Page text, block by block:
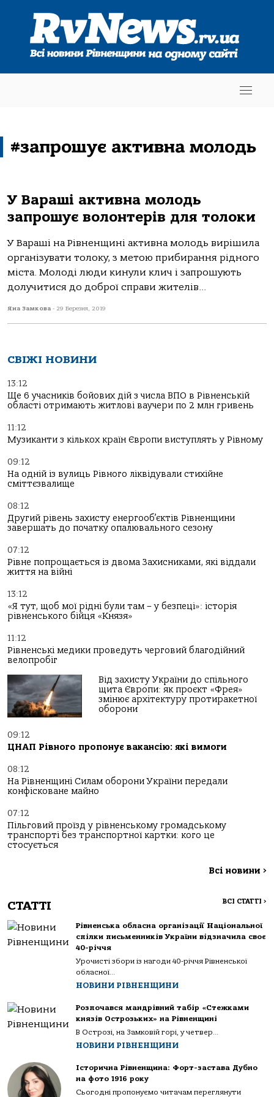
#запрошує активна молодь
У Вараші активна молодь
запрошує волонтерів для толоки
У Вараші на Рівненщині активна молодь вирішила
організувати толоку, з метою прибирання рідного
міста. Молоді люди кинули клич і запрошують
долучитися до доброї справи жителів...
Яна Замкова - 29 Березня, 2019
СВІЖІ НОВИНИ
13:12
Ще 6 учасників бойових дій з числа ВПО в Рівненській
області отримають житлові ваучери по 2 млн гривень
11:12
Музиканти з кількох країн Європи виступлять у Рівному
09:12
На одній із вулиць Рівного ліквідували стихійне
сміттєзвалище
08:12
Другий рівень захисту енергооб’єктів Рівненщини
завершать до початку опалювального сезону
07:12
Рівне попрощається із двома Захисниками, які віддали
життя на війні
13:12
«Я тут, щоб мої рідні були там – у безпеці»: історія
рівненського бійця «Князя»
11:12
Рівненські медики проведуть черговий благодійний
велопробіг
Від захисту України до спільного
щита Європи: як проєкт «Фрея»
змінює архітектуру протиракетної
оборони
09:12
ЦНАП Рівного пропонує вакансію: які вимоги
08:12
На Рівненщині Силам оборони України передали
конфісковане майно
07:12
Пільговий проїзд у рівненському громадському
транспорті без транспортної картки: кого це
стосується
Всі новини >
СТАТТІ ВСІ СТАТТІ >
Рівненська обласна організації Національної
спілки письменників України відзначила своє
40-річчя
Урочисті збори із нагоди 40-річчя Рівненської
обласної...
НОВИНИ РІВНЕНЩИНИ
Розпочався мандрівний табір «Стежками
князів Острозьких» на Рівненщині
В Острозі, на Замковій горі, у четвер...
НОВИНИ РІВНЕНЩИНИ
Історична Рівненщина: Форт-застава Дубно
на фото 1916 року
Сьогодні пропонуємо читачам переглянути